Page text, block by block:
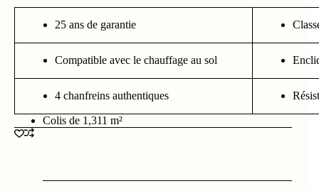
25 ans de garantie
Compatible avec le chauffage au sol
4 chanfreins authentiques
Colis de 1,311 m²